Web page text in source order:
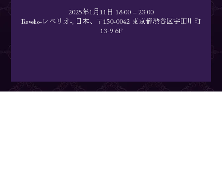
2025年1月11日 18:00 – 23:00
Revelio-レベリオ-, 日本、〒150-0042 東京都渋谷区宇田川町
13-9 6F